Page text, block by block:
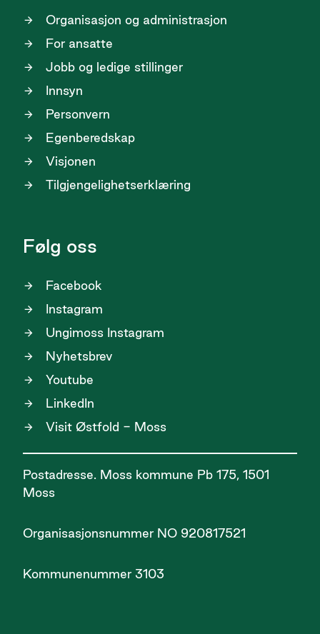
Organisasjon og administrasjon
For ansatte
Jobb og ledige stillinger
Innsyn
Personvern
Egenberedskap
Visjonen
Tilgjengelighetserklæring
Følg oss
Facebook
Instagram
Ungimoss Instagram
Nyhetsbrev
Youtube
LinkedIn
Visit Østfold - Moss
Postadresse. Moss kommune Pb 175, 1501
Moss
Organisasjonsnummer NO 920817521
Kommunenummer 3103